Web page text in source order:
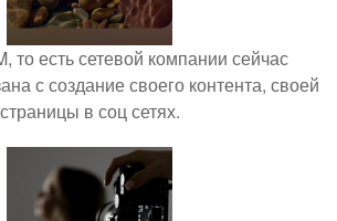
то есть сетевой компании сейчас
с создание своего контента, своей
страницы в соц сетях.